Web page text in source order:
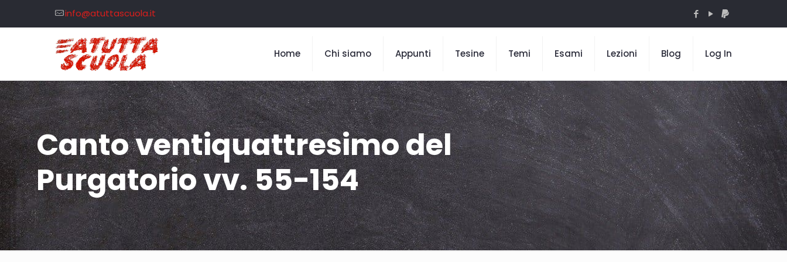
info@atuttascuola.it
Home Chi siamo Appunti Tesine Temi Esami Lezioni Blog Log In
Canto ventiquattresimo del
Purgatorio vv. 55-154